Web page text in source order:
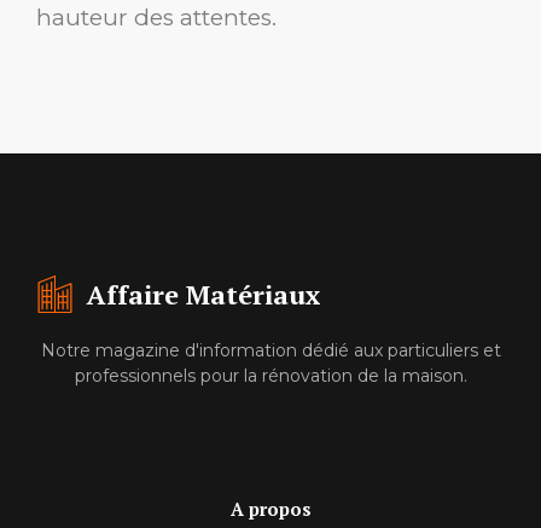
hauteur des attentes.
Affaire Matériaux
Notre magazine d'information dédié aux particuliers et
professionnels pour la rénovation de la maison.
A propos